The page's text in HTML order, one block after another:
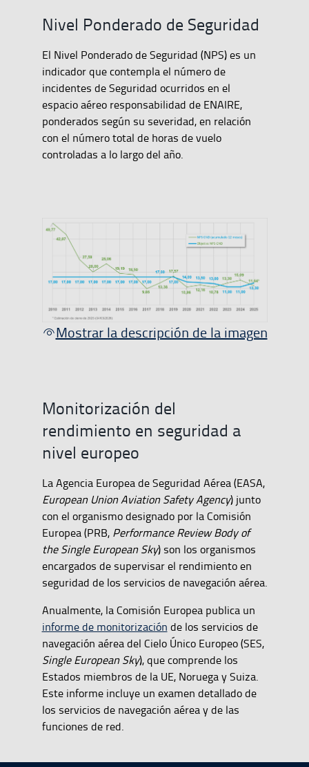
Nivel Ponderado de Seguridad
El Nivel Ponderado de Seguridad (NPS) es un
indicador que contempla el número de
incidentes de Seguridad ocurridos en el
espacio aéreo responsabilidad de ENAIRE,
ponderados según su severidad, en relación
con el número total de horas de vuelo
controladas a lo largo del año.
Mostrar la descripción de la imagen
Monitorización del
rendimiento en seguridad a
nivel europeo
La Agencia Europea de Seguridad Aérea (EASA,
European Union Aviation Safety Agency) junto
con el organismo designado por la Comisión
Europea (PRB, Performance Review Body of
the Single European Sky) son los organismos
encargados de supervisar el rendimiento en
seguridad de los servicios de navegación aérea.
Anualmente, la Comisión Europea publica un
informe de monitorización de los servicios de
navegación aérea del Cielo Único Europeo (SES,
Single European Sky), que comprende los
Estados miembros de la UE, Noruega y Suiza.
Este informe incluye un examen detallado de
los servicios de navegación aérea y de las
funciones de red.